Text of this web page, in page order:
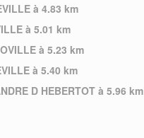
à 4.83 km
à 5.01 km
à 5.23 km
à 5.40 km
D HEBERTOT à 5.96 km